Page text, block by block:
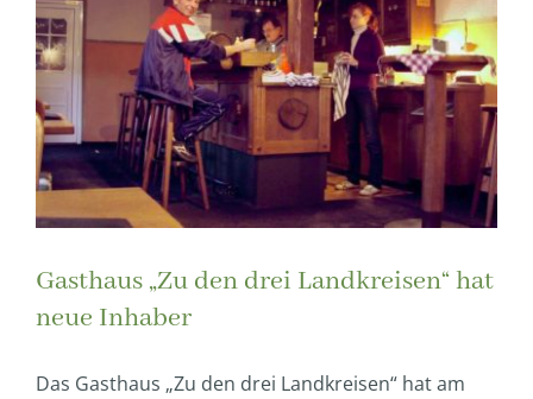
Gasthaus „Zu den drei Landkreisen“ hat
neue Inhaber
Das Gasthaus „Zu den drei Landkreisen“ hat am